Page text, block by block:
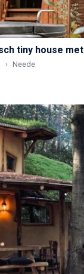
Neede